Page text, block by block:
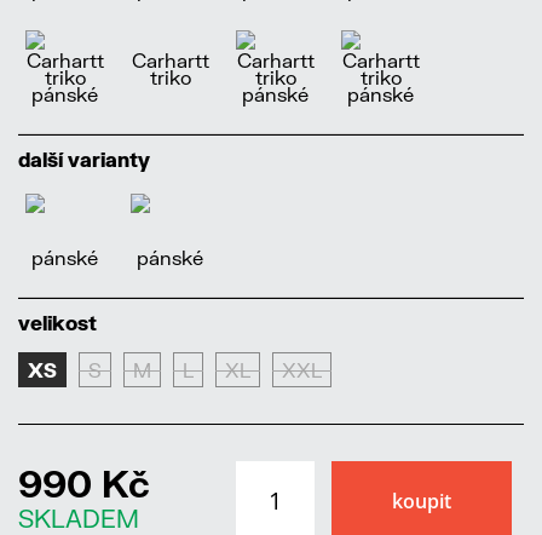
další varianty
velikost
XS S M L XL XXL
990 Kč
SKLADEM